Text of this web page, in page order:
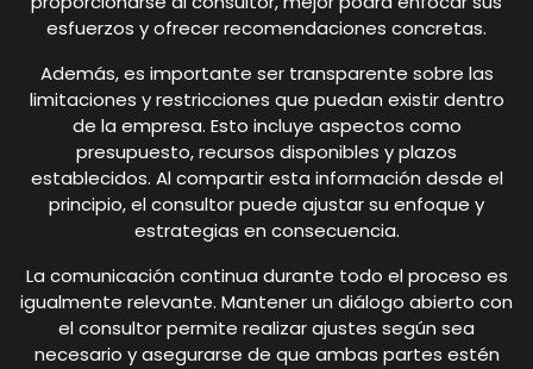
esfuerzos y ofrecer recomendaciones concretas.
Además, es importante ser transparente sobre las
limitaciones y restricciones que puedan existir dentro
de la empresa. Esto incluye aspectos como
presupuesto, recursos disponibles y plazos
establecidos. Al compartir esta información desde el
principio, el consultor puede ajustar su enfoque y
estrategias en consecuencia.
La comunicación continua durante todo el proceso es
igualmente relevante. Mantener un diálogo abierto con
el consultor permite realizar ajustes según sea
necesario y asegurarse de que ambas partes estén